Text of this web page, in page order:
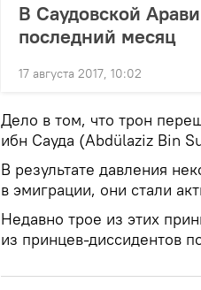
В Саудовской
последний месяц
17 августа 2017, 10:02
Дело в том, что трон
ибн Сауда (Abdülaziz Bin
В результате давления
в эмиграции, они стали
Недавно трое из этих
из принцев-диссидентов